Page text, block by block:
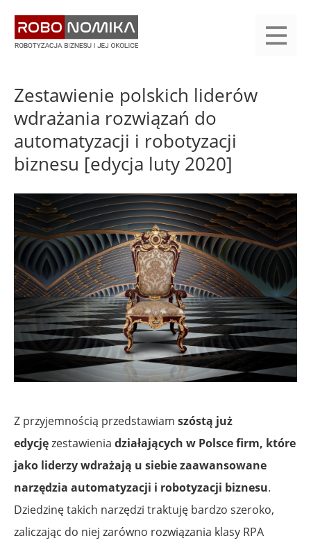
treści
yasne
main
menu
Zestawienie polskich liderów
wdrażania rozwiązań do
automatyzacji i robotyzacji
biznesu [edycja luty 2020]
Z przyjemnością przedstawiam szóstą już
edycjęzestawienia działających w Polsce firm, które
jako liderzy wdrażają u siebie zaawansowane
narzędzia automatyzacji i robotyzacji biznesu.
Dziedzinę takich narzędzi traktuję bardzo szeroko,
zaliczając do niej zarówno rozwiązania klasy RPA